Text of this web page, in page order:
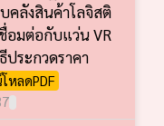
คลังสินค้าโลจิสติ
อมต่อกับแว่น VR
ประกวดราคา
หลดPDF